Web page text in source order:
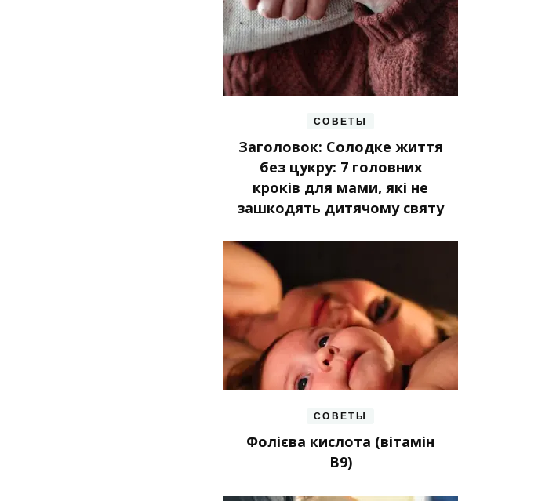
СОВЕТЫ
Заголовок: Солодке життя
без цукру: 7 головних
кроків для мами, які не
зашкодять дитячому святу
СОВЕТЫ
Фолієва кислота (вітамін
В9)